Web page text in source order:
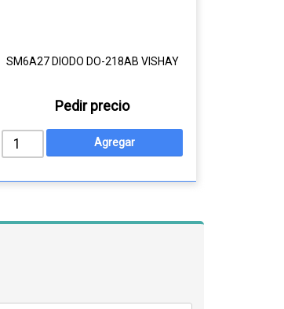
SM6A27 DIODO DO-218AB VISHAY
Pedir precio